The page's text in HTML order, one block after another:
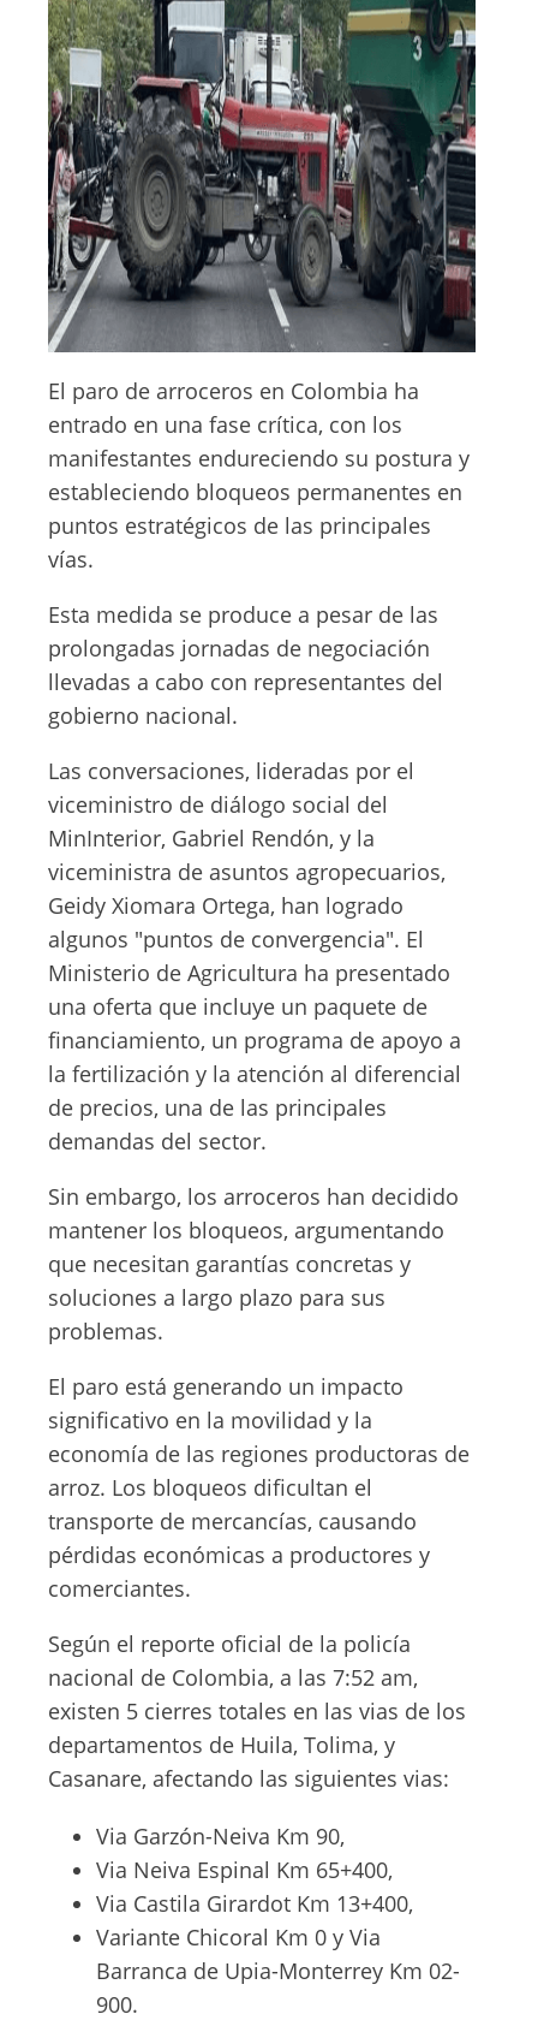
El paro de arroceros en Colombia ha
entrado en una fase crítica, con los
manifestantes endureciendo su postura y
estableciendo bloqueos permanentes en
puntos estratégicos de las principales
vías.
Esta medida se produce a pesar de las
prolongadas jornadas de negociación
llevadas a cabo con representantes del
gobierno nacional.
Las conversaciones, lideradas por el
viceministro de diálogo social del
MinInterior, Gabriel Rendón, y la
viceministra de asuntos agropecuarios,
Geidy Xiomara Ortega, han logrado
algunos "puntos de convergencia". El
Ministerio de Agricultura ha presentado
una oferta que incluye un paquete de
financiamiento, un programa de apoyo a
la fertilización y la atención al diferencial
de precios, una de las principales
demandas del sector.
Sin embargo, los arroceros han decidido
mantener los bloqueos, argumentando
que necesitan garantías concretas y
soluciones a largo plazo para sus
problemas.
El paro está generando un impacto
significativo en la movilidad y la
economía de las regiones productoras de
arroz. Los bloqueos dificultan el
transporte de mercancías, causando
pérdidas económicas a productores y
comerciantes.
Según el reporte oficial de la policía
nacional de Colombia, a las 7:52 am,
existen 5 cierres totales en las vias de los
departamentos de Huila, Tolima, y
Casanare, afectando las siguientes vias:
Via Garzón-Neiva Km 90,
Via Neiva Espinal Km 65+400,
Via Castila Girardot Km 13+400,
Variante Chicoral Km 0 y Via
Barranca de Upia-Monterrey Km 02-
900.